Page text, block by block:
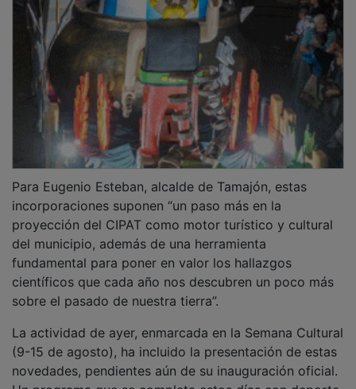
incorporaciones suponen “un paso más en la
proyección del CIPAT como motor turístico y cultural
del municipio, además de una herramienta
fundamental para poner en valor los hallazgos
científicos que cada año nos descubren un poco más
sobre el pasado de nuestra tierra”.
(9-15 de agosto), ha incluido la presentación de estas
novedades, pendientes aún de su inauguración oficial.
Un programa que se completa estos días con deporte,